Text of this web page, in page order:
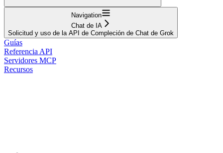
Navigation
Chat de IA
Solicitud y uso de la API de Compleción de Chat de Grok
Guías
Referencia API
Servidores MCP
Recursos